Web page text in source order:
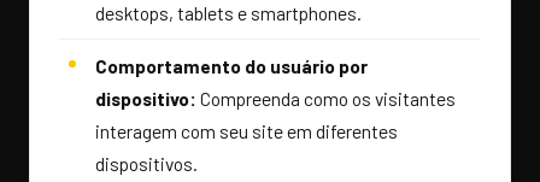
desktops, tablets e smartphones.
Comportamento do usuário por
dispositivo: Compreenda como os visitantes
interagem com seu site em diferentes
dispositivos.